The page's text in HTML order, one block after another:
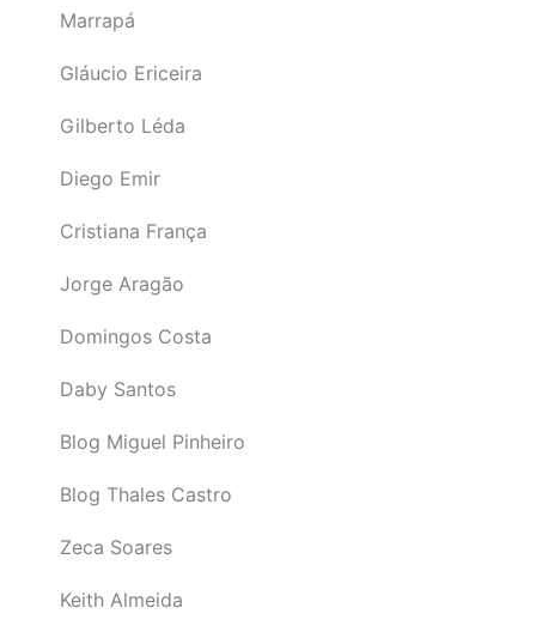
Marrapá
Gláucio Ericeira
Gilberto Léda
Diego Emir
Cristiana França
Jorge Aragão
Domingos Costa
Daby Santos
Blog Miguel Pinheiro
Blog Thales Castro
Zeca Soares
Keith Almeida